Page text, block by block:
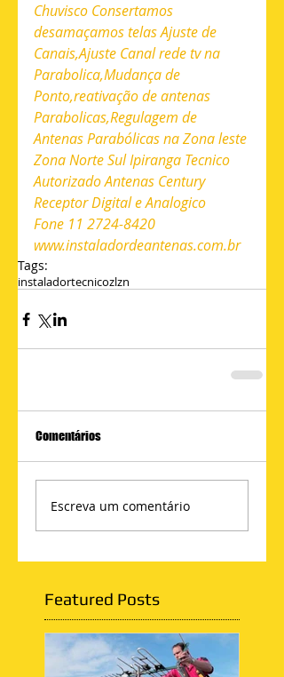
Chuvisco Consertamos
desamaçamos telas Ajuste de
Canais,Ajuste Canal rede tv na
Parabolica,Mudança de
Ponto,reativação de antenas
Parabolicas,Regulagem de
Antenas Parabólicas na Zona leste
Zona Norte Sul Ipiranga Tecnico
Autorizado Antenas Century
Receptor Digital e Analogico
Fone 11 2724-8420
www.instaladordeantenas.com.br
Tags:
instaladortecnicozlzn
Comentários
Escreva um comentário
Featured Posts